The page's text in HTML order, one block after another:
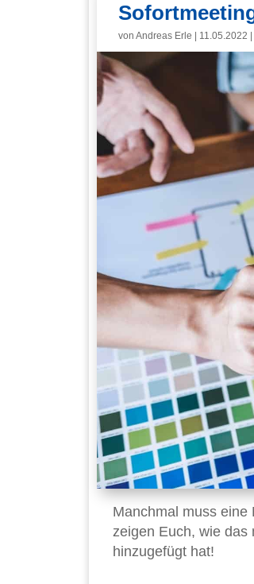
von Andreas Erle 11.05.2022
Manchmal muss eine
zeigen Euch, wie das
hinzugefügt hat!